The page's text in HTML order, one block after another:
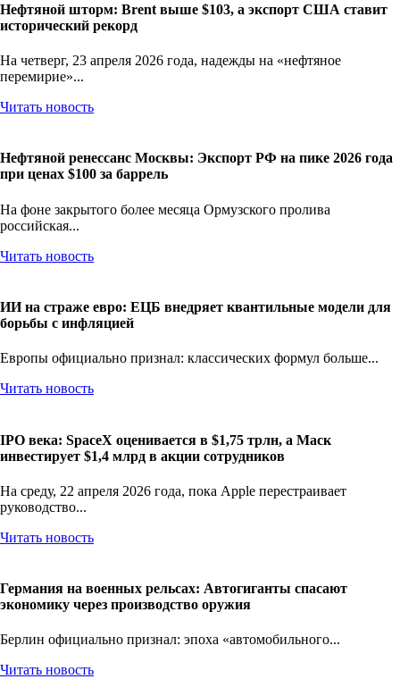
Нефтяной шторм: Brent выше $103, а экспорт США ставит
исторический рекорд
На четверг, 23 апреля 2026 года, надежды на «нефтяное
перемирие»...
Читать новость
Нефтяной ренессанс Москвы: Экспорт РФ на пике 2026 года
при ценах $100 за баррель
На фоне закрытого более месяца Ормузского пролива
российская...
Читать новость
ИИ на страже евро: ЕЦБ внедряет квантильные модели для
борьбы с инфляцией
Европы официально признал: классических формул больше...
Читать новость
IPO века: SpaceX оценивается в $1,75 трлн, а Маск
инвестирует $1,4 млрд в акции сотрудников
На среду, 22 апреля 2026 года, пока Apple перестраивает
руководство...
Читать новость
Германия на военных рельсах: Автогиганты спасают
экономику через производство оружия
Берлин официально признал: эпоха «автомобильного...
Читать новость